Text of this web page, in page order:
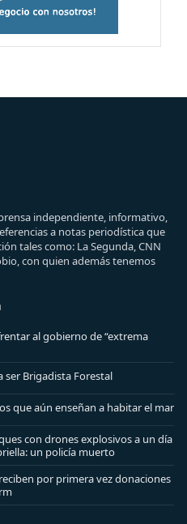
independiente, informativo,
a notas periodística que
tales como: La Segunda, CNN
con quien además tenemos
al gobierno de “extrema
ser Brigadista Forestal
que aún enseñan a habitar el mar
con drones explosivos a un día
un policía muerto
por primera vez donaciones